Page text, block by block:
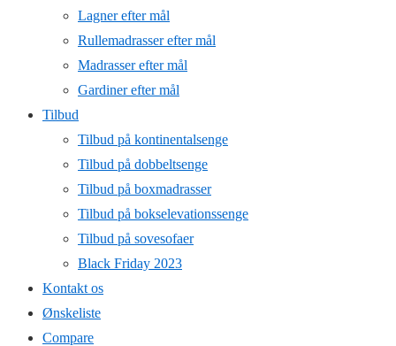
Lagner efter mål
Rullemadrasser efter mål
Madrasser efter mål
Gardiner efter mål
Tilbud
Tilbud på kontinentalsenge
Tilbud på dobbeltsenge
Tilbud på boxmadrasser
Tilbud på bokselevationssenge
Tilbud på sovesofaer
Black Friday 2023
Kontakt os
Ønskeliste
Compare